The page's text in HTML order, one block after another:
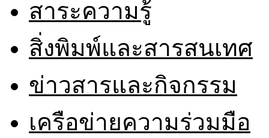
สาระความรู้
สิ่งพิมพ์และสารสนเทศ
ข่าวสารและกิจกรรม
เครือข่ายความร่วมมือ